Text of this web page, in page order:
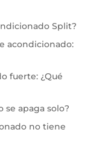
Split?
acondicionado:
fuerte: ¿Qué
se apaga solo?
no tiene